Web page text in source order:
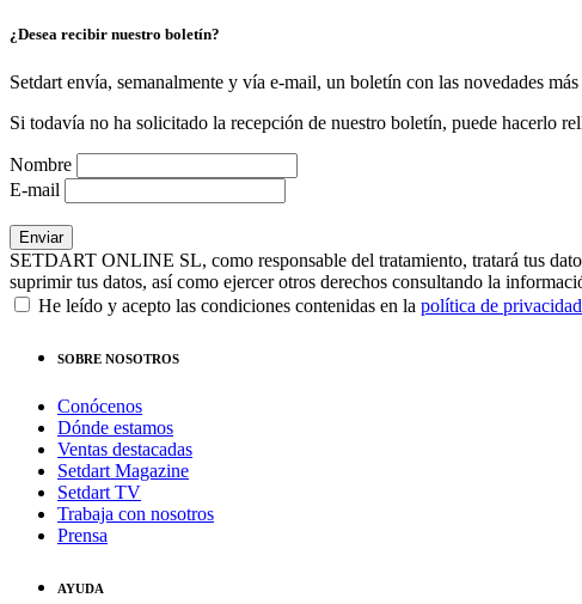
¿Desea recibir nuestro boletín?
Setdart envía, semanalmente y vía e-mail, un boletín con las novedades más
Si todavía no ha solicitado la recepción de nuestro boletín, puede hacerlo
Nombre
E-mail
SETDART ONLINE SL, como responsable del tratamiento, tratará tus
suprimir tus datos, así como ejercer otros derechos consultando la
He leído y acepto las condiciones contenidas en la política de privacidad
SOBRE NOSOTROS
Conócenos
Dónde estamos
Ventas destacadas
Setdart Magazine
Setdart TV
Trabaja con nosotros
Prensa
AYUDA